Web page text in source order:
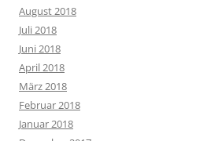
August 2018
Juli 2018
Juni 2018
April 2018
März 2018
Februar 2018
Januar 2018